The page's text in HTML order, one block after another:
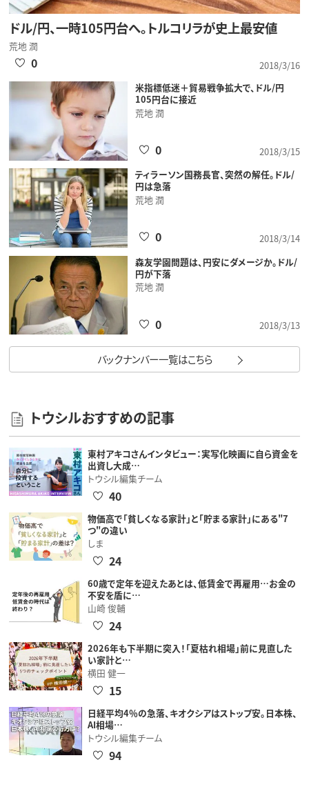
ドル/円、一時105円台へ。トルコリラが史上最安値
荒地 潤
2018/3/16
0
米指標低迷＋貿易戦争拡大で、ドル/円
105円台に接近
荒地 潤
2018/3/15
0
ティラーソン国務長官、突然の解任。ドル/
円は急落
荒地 潤
2018/3/14
0
森友学園問題は、円安にダメージか。ドル/
円が下落
荒地 潤
2018/3/13
0
バックナンバー一覧はこちら
トウシルおすすめの記事
東村アキコさんインタビュー：実写化映画に自ら資金を
出資し大成…
トウシル編集チーム
40
物価高で「貧しくなる家計」と「貯まる家計」にある"7
つ"の違い
しま
24
60歳で定年を迎えたあとは、低賃金で再雇用…お金の
不安を盾に…
山崎 俊輔
24
2026年も下半期に突入！「夏枯れ相場」前に見直した
い家計と…
横田 健一
15
日経平均4％の急落、キオクシアはストップ安。日本株、
AI相場…
トウシル編集チーム
94